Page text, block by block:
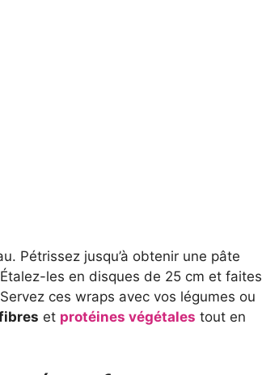
Pétrissez jusqu’à obtenir une pâte
les en disques de 25 cm et faites
ces wraps avec vos légumes ou
et protéines végétales tout en